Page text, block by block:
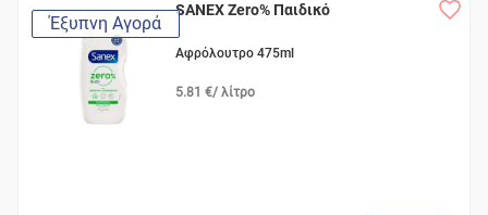
Έξυπνη Αγορά
SANEX Zero% Παιδικό
Αφρόλουτρο 475ml
5.81 €/ λίτρο